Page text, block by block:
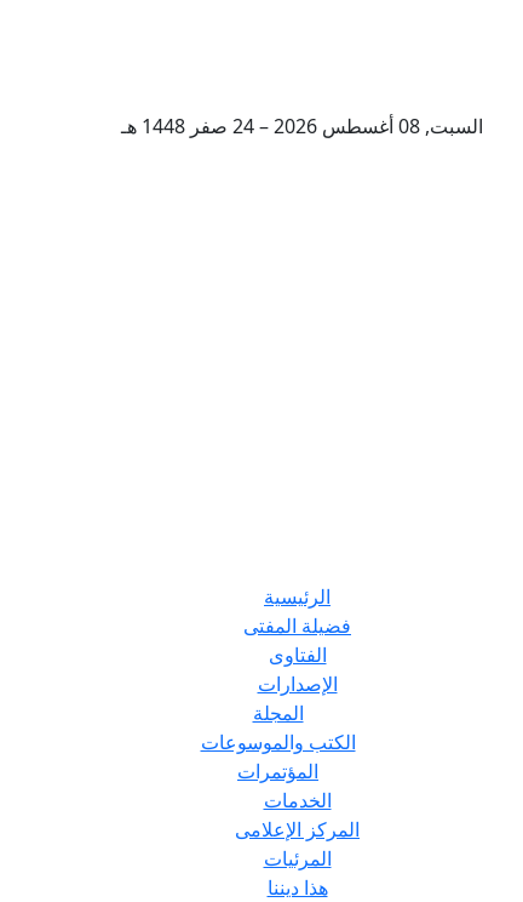
السبت, 08 أغسطس 2026 – 24 صفر 1448 هـ
الرئيسية
فضيلة المفتى
الفتاوى
الإصدارات
المجلة
الكتب والموسوعات
المؤتمرات
الخدمات
المركز الإعلامى
المرئيات
هذا ديننا